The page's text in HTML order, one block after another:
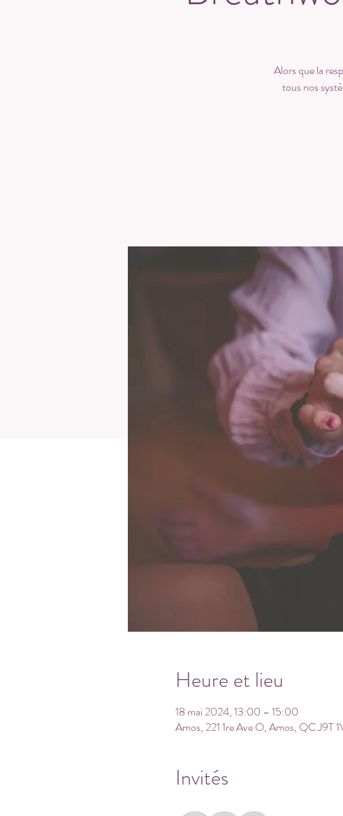
Alors que la
tous nos
Heure et lieu
18 mai 2024, 13:00 – 15:00
Amos, 221 1re Ave O, Amos, QC J9T
Invités